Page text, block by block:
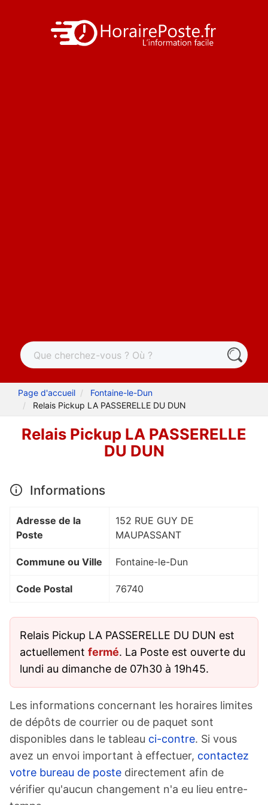
Page d'accueil
Fontaine-le-Dun
Relais Pickup LA PASSERELLE DU DUN
Relais Pickup LA PASSERELLE
DU DUN
Informations
Adresse de la
Poste
152 RUE GUY DE
MAUPASSANT
Commune ou Ville Fontaine-le-Dun
Code Postal 76740
Relais Pickup LA PASSERELLE DU DUN est
actuellement fermé. La Poste est ouverte du
lundi au dimanche de 07h30 à 19h45.
Les informations concernant les horaires limites
de dépôts de courrier ou de paquet sont
disponibles dans le tableau ci-contre. Si vous
avez un envoi important à effectuer, contactez
votre bureau de poste directement afin de
vérifier qu'aucun changement n'a eu lieu entre-